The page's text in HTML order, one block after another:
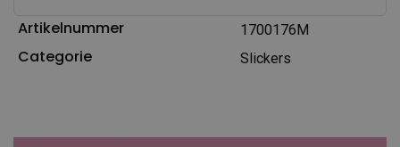
Artikelnummer 1700176M
Categorie Slickers